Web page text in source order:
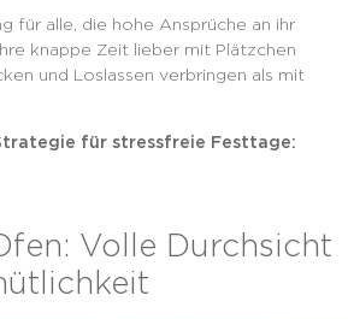
für alle, die hohe Ansprüche an ihr
knappe Zeit lieber mit Plätzchen
und Loslassen verbringen als mit
für stressfreie Festtage:
Volle Durchsicht